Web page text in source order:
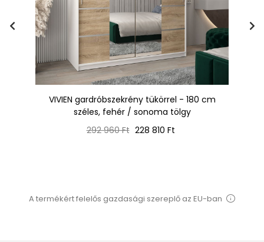
VIVIEN gardróbszekrény tükörrel - 180 cm
széles, fehér / sonoma tölgy
Normál
292 960 Ft Ár
228 810 Ft
A termékért felelős gazdasági szereplő az EU-ban